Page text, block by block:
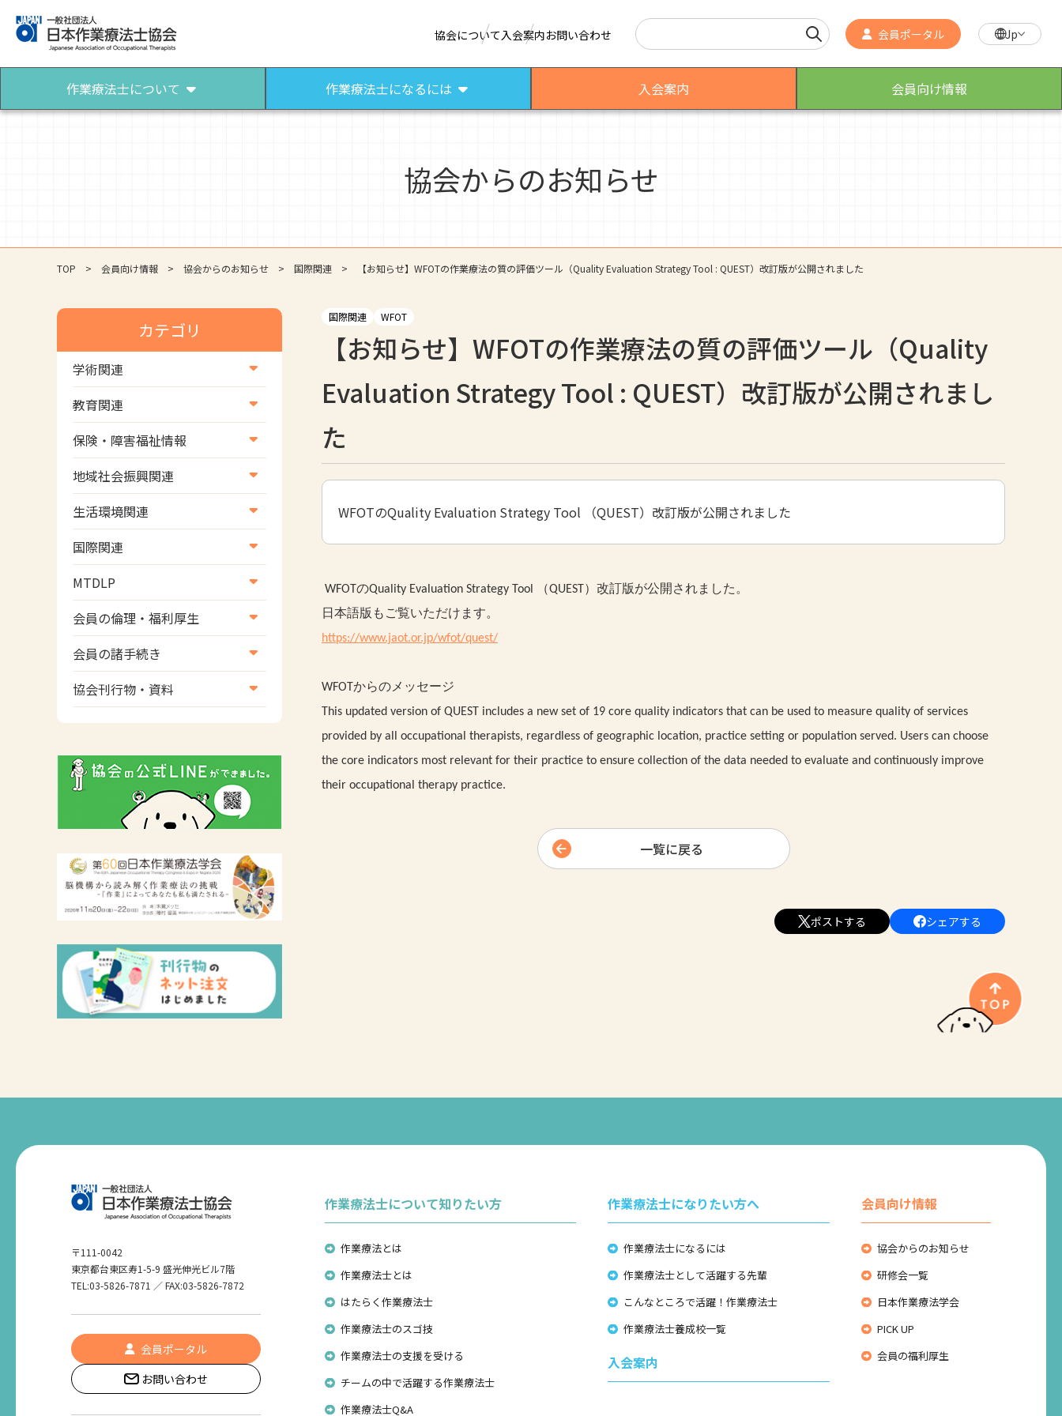
協会について 入会案内お問い合わせ 検索 会員ポータル Jp
作業療法士について
パンフレット（作業療法） さまざまな作業療法場面
作業療法士になるには 入会案内 会員向け情報
協会からのお知らせ
TOP 会員向け情報 協会からのお知らせ 国際関連 【お知らせ】WFOTの作業療法の質の評価ツール（Quality Evaluation Strategy Tool : QUEST）改訂版が公開されました
国際関連 WFOT
【お知らせ】WFOTの作業療法の質の評価ツール（Quality
Evaluation Strategy Tool : QUEST）改訂版が公開されまし
た
WFOTのQuality Evaluation Strategy Tool （QUEST）改訂版が公開されました
WFOTのQuality Evaluation Strategy Tool （QUEST）改訂版が公開されました。
日本語版もご覧いただけます。
https://www.jaot.or.jp/wfot/quest/
WFOTからのメッセージ
This updated version of QUEST includes a new set of 19 core quality indicators that can be used to measure quality of services
provided by all occupational therapists, regardless of geographic location, practice setting or population served. Users can choose
the core indicators most relevant for their practice to ensure collection of the data needed to evaluate and continuously improve
their occupational therapy practice.
一覧に戻る
ポストする シェアする
カテゴリ
学術関連
学術・研究
学会
学術誌
教育関連
養成教育
生涯教育
研修会
協会認定資格試験・審査会情
報
保険・障害福祉情報
医療保険情報
介護保険情報
児童福祉・障害福祉情報
地域社会振興関連
地域社会振興部地域事業支援
課【認知症対策班】
地域社会振興部地域事業支援
課【地域包括ケア推進班】
地域社会振興部地域事業支援
課【運転と地域移動推進班】
スポーツ振興関連
災害対策関連
生活環境関連
生活環境・福祉用具支援
国際関連
国際関連
WFOT等海外関連情報
MTDLP
MTDLP室
会員の倫理・福利厚生
会員向け団体保険のご案内
女性相談窓口
倫理関連情報
会員の諸手続き
会員の諸手続き
協会刊行物・資料
広報活動について
〒111-0042
東京都台東区寿1-5-9 盛光伸光ビル7階
TEL:03-5826-7871 ／ FAX:03-5826-7872
会員ポータル
お問い合わせ
作業療法士について知りたい方
作業療法とは
作業療法士とは
はたらく作業療法士
作業療法士のスゴ技
作業療法士の支援を受ける
チームの中で活躍する作業療法士
作業療法士Q&A
作業療法士になりたい方へ
作業療法士になるには
作業療法士として活躍する先輩
こんなところで活躍！作業療法士
作業療法士養成校一覧
入会案内
会員向け情報
協会からのお知らせ
研修会一覧
日本作業療法学会
PICK UP
会員の福利厚生